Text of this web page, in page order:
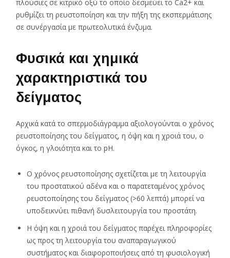
πλούσιες σε κιτρικό οξύ το οποίο δεσμεύει το Ca2+ και
ρυθμίζει τη ρευστοποίηση και την πήξη της εκσπερμάτισης
σε συνέργασία με πρωτεολυτικά ένζυμα.
Φυσικά και χημικά
χαρακτηριστικά του
δείγματος
Αρχικά κατά το σπερμοδιάγραμμα αξιολογούνται ο χρόνος
ρευστοποίησης του δείγματος, η όψη και η χροιά του, ο
όγκος, η γλοιότητα και το pH.
Ο χρόνος ρευστοποίησης σχετίζεται με τη λειτουργία
του προστατικού αδένα και ο παρατεταμένος χρόνος
ρευστοποίησης του δείγματος (>60 λεπτά) μπορεί να
υποδεικνύει πιθανή δυσλειτουργία του προστάτη.
Η όψη και η χροιά του δείγματος παρέχει πληροφορίες
ως προς τη λειτουργία του αναπαραγωγικού
συστήματος και διαφοροποιήσεις από τη φυσιολογική